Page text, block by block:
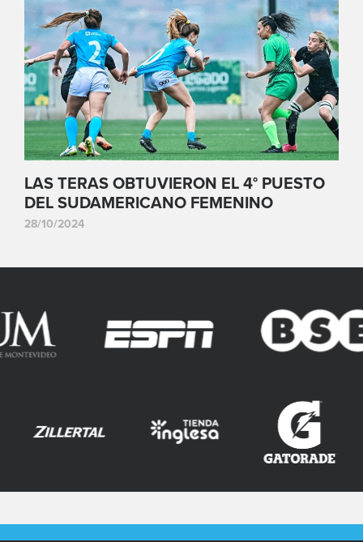
LAS TERAS OBTUVIERON EL 4° PUESTO
DEL SUDAMERICANO FEMENINO
28/10/2024